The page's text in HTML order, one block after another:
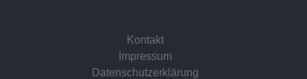
Kontakt
Impressum
Datenschutzerklärung